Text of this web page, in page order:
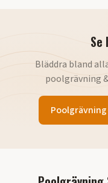
Se
Bläddra bland
poolgrävning